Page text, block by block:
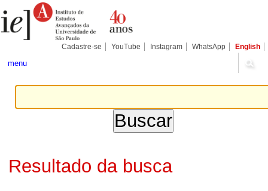
para
conteúdo.
Pessoais
Cadastre-se YouTube Instagram WhatsApp English
menu
Resultado da busca